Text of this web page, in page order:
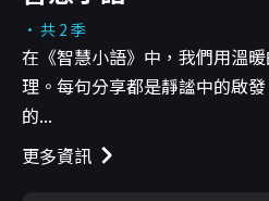
· 共 2 季
在《智慧小語》中，我們用溫
理。每句分享都是靜謐中的啟
的...
更多資訊